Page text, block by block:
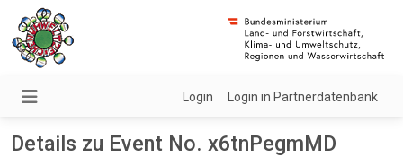
Login Login in Partnerdatenbank
Details zu Event No. x6tnPegmMD